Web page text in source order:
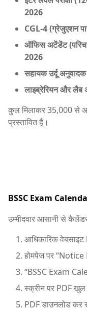
2026
CGL-4 (ग्रेजुएशन
ऑफिस अटेंडेंट
2026
सहायक उर्दू अनुवादक
लाइब्रेरियन और लैब
कुल मिलाकर 35,000 से
प्रस्तावित है।
BSSC Exam
उम्मीदवार आसानी से
आधिकारिक
होमपेज पर
“BSSC Exam
स्क्रीन पर PDF खुल
PDF डाउनलोड कर